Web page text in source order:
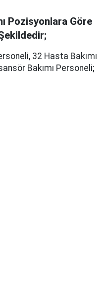
Pozisyonlara Göre
32 Hasta Bakımı
Bakımı Personeli;